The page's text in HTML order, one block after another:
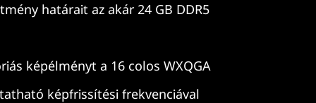
határait az akár 24 GB DDR5
képélményt a 16 colos WXQGA
képfrissítési frekvenciával